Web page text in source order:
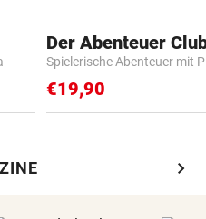
Der Abenteuer
Spielerische Abenteuer mit
€19,90
chevron_right